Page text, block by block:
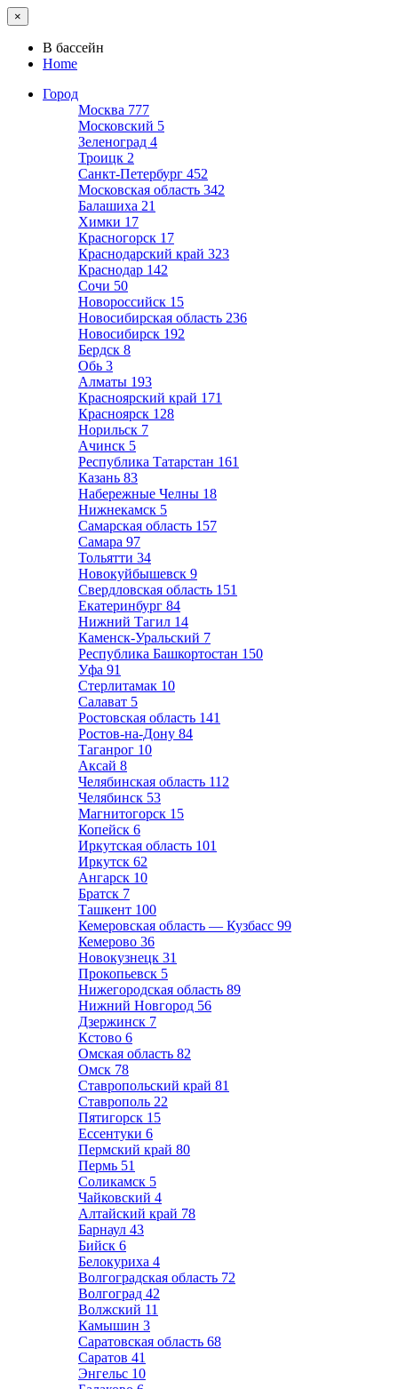
×
В бассейн
Home
Город
Москва 777
Московский 5
Зеленоград 4
Троицк 2
Санкт-Петербург 452
Московская область 342
Балашиха 21
Химки 17
Красногорск 17
Краснодарский край 323
Краснодар 142
Сочи 50
Новороссийск 15
Новосибирская область 236
Новосибирск 192
Бердск 8
Обь 3
Алматы 193
Красноярский край 171
Красноярск 128
Норильск 7
Ачинск 5
Республика Татарстан 161
Казань 83
Набережные Челны 18
Нижнекамск 5
Самарская область 157
Самара 97
Тольятти 34
Новокуйбышевск 9
Свердловская область 151
Екатеринбург 84
Нижний Тагил 14
Каменск-Уральский 7
Республика Башкортостан 150
Уфа 91
Стерлитамак 10
Салават 5
Ростовская область 141
Ростов-на-Дону 84
Таганрог 10
Аксай 8
Челябинская область 112
Челябинск 53
Магнитогорск 15
Копейск 6
Иркутская область 101
Иркутск 62
Ангарск 10
Братск 7
Ташкент 100
Кемеровская область — Кузбасс 99
Кемерово 36
Новокузнецк 31
Прокопьевск 5
Нижегородская область 89
Нижний Новгород 56
Дзержинск 7
Кстово 6
Омская область 82
Омск 78
Ставропольский край 81
Ставрополь 22
Пятигорск 15
Ессентуки 6
Пермский край 80
Пермь 51
Соликамск 5
Чайковский 4
Алтайский край 78
Барнаул 43
Бийск 6
Белокуриха 4
Волгоградская область 72
Волгоград 42
Волжский 11
Камышин 3
Саратовская область 68
Саратов 41
Энгельс 10